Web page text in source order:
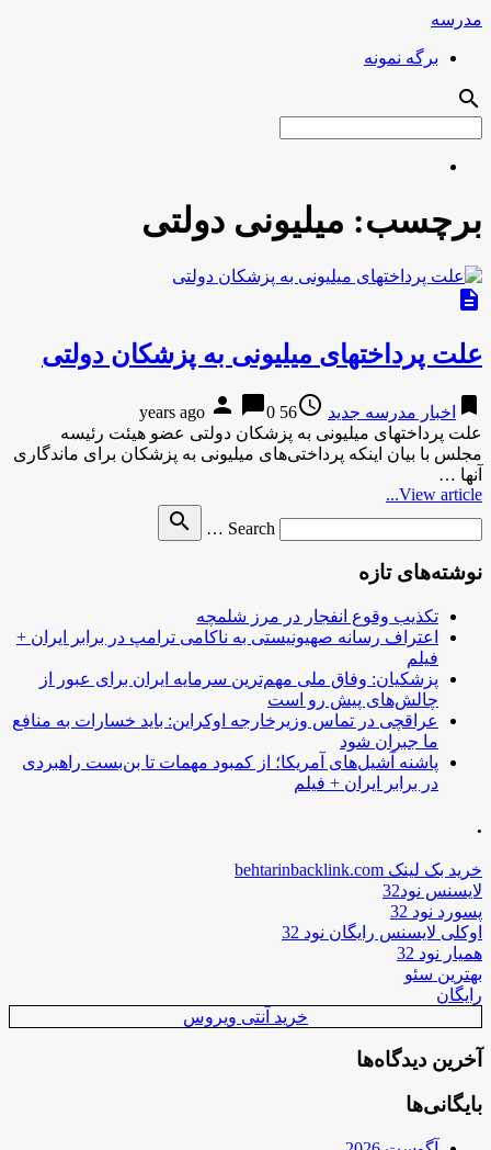
مدرسه
برگه نمونه
search
برچسب: میلیونی دولتی
description
علت پرداختهای‌ میلیونی به‌ پزشکان دولتی
bookmark اخبار مدرسه جدید access_time
56 years ago
person chat_bubble0
علت پرداختهای‌ میلیونی به‌ پزشکان دولتی عضو هیئت رئیسه
مجلس با بیان اینکه پرداختی‌های میلیونی به پزشکان برای ماندگاری
آنها …
View article...
Search …
search
نوشته‌های تازه
تکذیب وقوع انفجار در مرز شلمچه
اعتراف رسانه صهیونیستی به ناکامی ترامپ در برابر ایران +
فیلم
پزشکیان: وفاق ملی مهم‌ترین سرمایه ایران برای عبور از
چالش‌های پیش رو است
عراقچی در تماس وزیرخارجه اوکراین: باید خسارات به منافع
ما جبران شود
پاشنه آشیل‌های آمریکا؛ از کمبود مهمات تا بن‌بست راهبردی
در برابر ایران + فیلم
.
خرید بک لینک behtarinbacklink.com
لایسنس نود32
پسورد نود 32
اوکلی لایسنس رایگان نود 32
همیار نود 32
بهترین سئو
رایگان
خرید آنتی ویروس
آخرین دیدگاه‌ها
بایگانی‌ها